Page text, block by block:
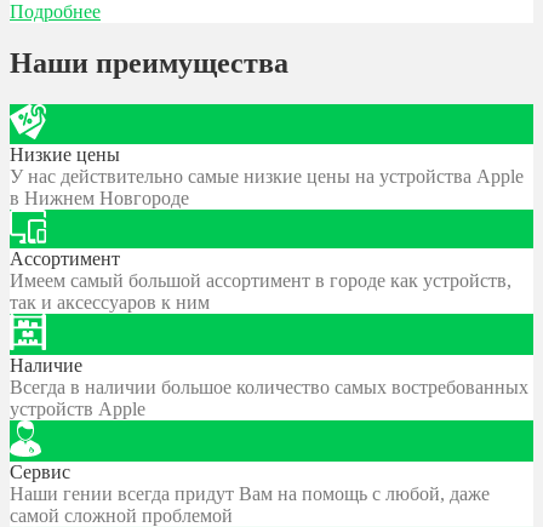
Подробнее
Наши преимущества
Низкие цены
У нас действительно самые низкие цены на устройства Apple
в Нижнем Новгороде
Ассортимент
Имеем самый большой ассортимент в городе как устройств,
так и аксессуаров к ним
Наличие
Всегда в наличии большое количество самых востребованных
устройств Apple
Сервис
Наши гении всегда придут Вам на помощь с любой, даже
самой сложной проблемой